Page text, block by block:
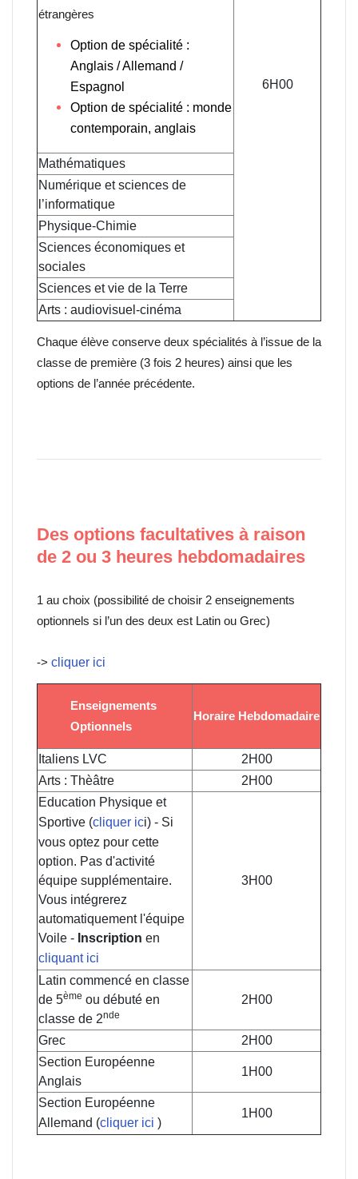
6H00
étrangères
Option de spécialité :
Anglais / Allemand /
Espagnol
Option de spécialité : monde
contemporain, anglais
Mathématiques
Numérique et sciences de
l’informatique
Physique-Chimie
Sciences économiques et
sociales
Sciences et vie de la Terre
Arts : audiovisuel-cinéma
Chaque élève conserve deux spécialités à l’issue de la
classe de première (3 fois 2 heures) ainsi que les
options de l’année précédente.
Des options facultatives à raison
de 2 ou 3 heures hebdomadaires
1 au choix (possibilité de choisir 2 enseignements
optionnels si l’un des deux est Latin ou Grec)
-> cliquer ici
Enseignements
Optionnels
Horaire Hebdomadaire
Italiens LVC
2H00
Arts : Thèâtre
2H00
Education Physique et
Sportive (cliquer ici) - Si
vous optez pour cette
option. Pas d'activité
équipe supplémentaire.
Vous intégrerez
automatiquement l'équipe
Voile - Inscription en
cliquant ici
3H00
Latin commencé en classe
de 5ème ou débuté en
classe de 2nde
2H00
Grec
2H00
Section Européenne
Anglais
1H00
Section Européenne
Allemand (cliquer ici )
1H00